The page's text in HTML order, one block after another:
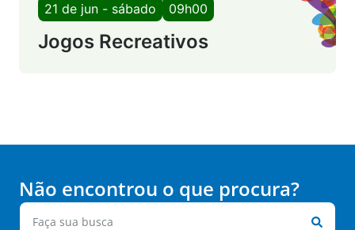
21 de jun - sábado 09h00
Jogos Recreativos
Não encontrou o que procura?